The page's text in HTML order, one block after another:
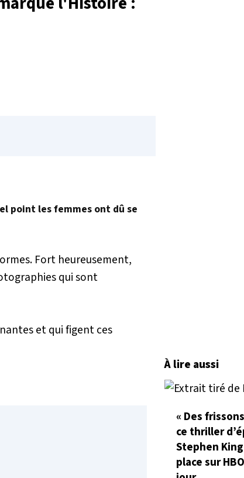
point les femmes ont dû se
Fort heureusement,
qui sont
et qui figent ces
À lire aussi
« Des
ce thriller
Stephen
place sur